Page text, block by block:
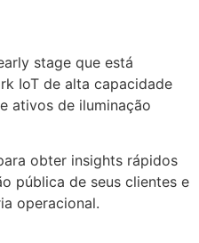
stage que está
IoT de alta capacidade
ativos de iluminação
obter insights rápidos
pública de seus clientes e
operacional.